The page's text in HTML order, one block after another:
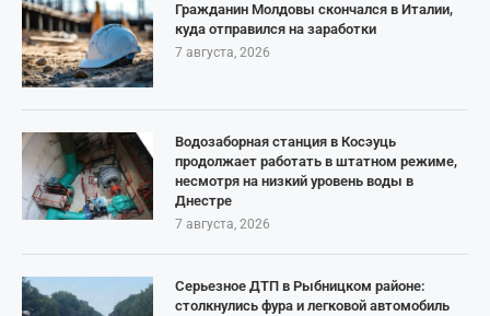
Гражданин Молдовы скончался в Италии,
куда отправился на заработки
7 августа, 2026
Водозаборная станция в Косэуць
продолжает работать в штатном режиме,
несмотря на низкий уровень воды в
Днестре
7 августа, 2026
Серьезное ДТП в Рыбницком районе:
столкнулись фура и легковой автомобиль